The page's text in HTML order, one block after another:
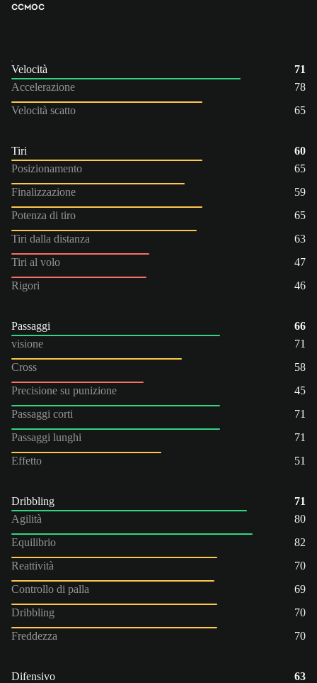
CCMOC
Velocità
71
Accelerazione
78
Velocità scatto
65
Tiri
60
Posizionamento
65
Finalizzazione
59
Potenza di tiro
65
Tiri dalla distanza
63
Tiri al volo
47
Rigori
46
Passaggi
66
visione
71
Cross
58
Precisione su punizione
45
Passaggi corti
71
Passaggi lunghi
71
Effetto
51
Dribbling
71
Agilità
80
Equilibrio
82
Reattività
70
Controllo di palla
69
Dribbling
70
Freddezza
70
Difensivo
63